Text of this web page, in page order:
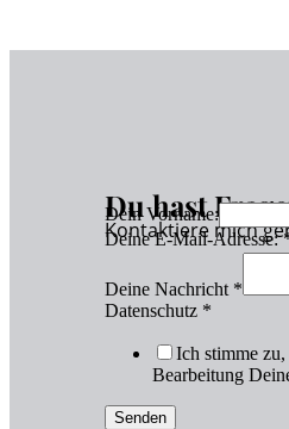
Du hast
Kontaktiere mich
Dein Vorname:
Deine E-Mail-Adresse:
Deine Nachricht *
Datenschutz *
Ich stimme
Bearbeitung
Senden